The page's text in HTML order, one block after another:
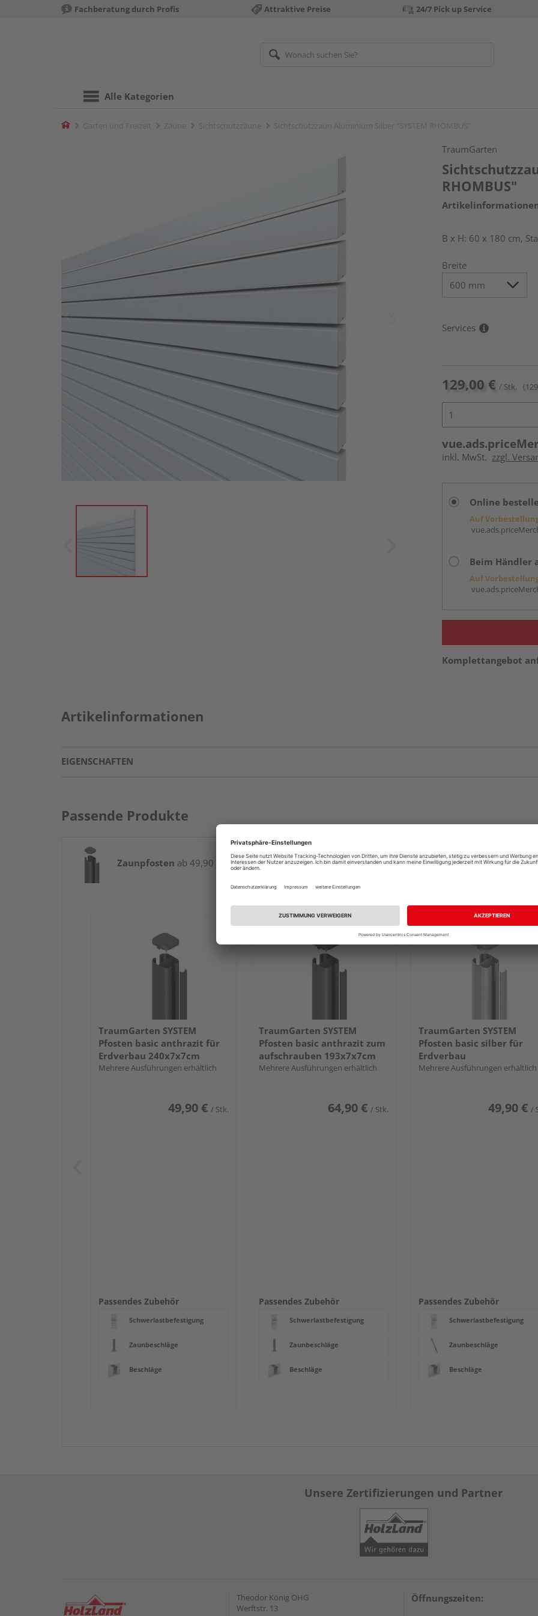
Fachberatung durch Profis Attraktive Preise 24/7 Pick up Service
Alle Kategorien
Home
TraumGarten
RHOMBUS"
B x H: 60 x 180 cm,
Breite
Services
129,00 € / Stk.
inkl. MwSt. zzgl.
Online
Auf
Beim Händler
Auf
Komplettangebot
Artikelinformationen
EIGENSCHAFTEN
Passende Produkte
Zaunpfosten ab 49,90 € / Stk.
TraumGarten SYSTEM
Pfosten basic anthrazit für
Erdverbau 240x7x7cm
Mehrere Ausführungen erhältlich
49,90 € / Stk.
Passendes Zubehör
Schwerlastbefestigung
Zaunbeschläge
Beschläge
TraumGarten SYSTEM
Pfosten basic anthrazit zum
aufschrauben 193x7x7cm
Mehrere Ausführungen erhältlich
64,90 € / Stk.
Passendes Zubehör
Schwerlastbefestigung
Zaunbeschläge
Beschläge
TraumGarten SYSTEM
Pfosten basic silber für
Erdverbau
Mehrere Ausführungen erhältlich
49,90 € /
Passendes Zubehör
Schwerlastbefestigung
Zaunbeschläge
Beschläge
Unsere Zertifizierungen und Partner
Theodor König OHG
Werftstr. 13
Öffnungszeiten: